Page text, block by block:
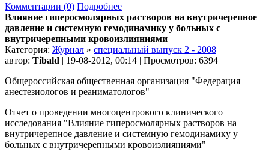
Комментарии (0) Подробнее
Влияние гиперосмолярных растворов на внутричерепное
давление и системную гемодинамику у больных с
внутричерепными кровоизлияниями
Категория: Журнал » специальный выпуск 2 - 2008
автор: Tibald | 19-08-2012, 00:14 | Просмотров: 6394
Общероссийская общественная организация "Федерация
анестезиологов и реаниматологов"
Отчет о проведении многоцентрового клинического
исследования "Влияние гиперосмолярных растворов на
внутричерепное давление и системную гемодинамику у
больных с внутричерепными кровоизлияниями"